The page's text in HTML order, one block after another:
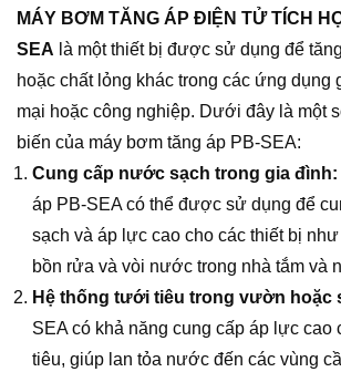
MÁY BƠM TĂNG ÁP ĐIỆN TỬ TÍCH
SEA là một thiết bị được sử dụng để
hoặc chất lỏng khác trong các ứng dụng
mại hoặc công nghiệp. Dưới đây là một
biến của máy bơm tăng áp PB-SEA:
Cung cấp nước sạch trong gia đình:
áp PB-SEA có thể được sử dụng để
sạch và áp lực cao cho các thiết bị
bồn rửa và vòi nước trong nhà tắm và
Hệ thống tưới tiêu trong vườn hoặc
SEA có khả năng cung cấp áp lực cao
tiêu, giúp lan tỏa nước đến các vùng